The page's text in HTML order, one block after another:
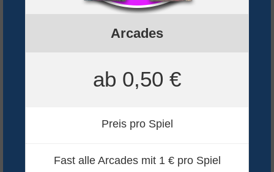
Arcades
ab 0,50 €
Preis pro Spiel
Fast alle Arcades mit 1 € pro Spiel